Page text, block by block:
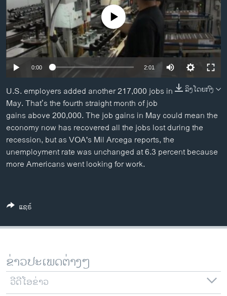
ອິດສະຫຼະພາບດ້ານການຂ່າວ
ຊີວິດຊາວລາວ
ຊຸມຊົນຊາວລາວ
ວິທະຍາສາດ-ເທັກໂນໂລຈີ
ທຸລະກິດ
ພາສາອັງກິດ
ວີດີໂອ
ສຽງ
ລາຍການກະຈາຍສຽງ
ຕິດຕາມພວກເຮົາ ທີ່
ພາສາຕ່າງໆ
No media source currently available
0:00 2:01
ລິງໂດຍກົງ
U.S. employers added another 217,000 jobs in
May. That’s the fourth straight month of job
gains above 200,000. The job gains in May could mean the
economy now has recovered all the jobs lost during the
recession, but as VOA's Mil Arcega reports, the
unemployment rate was unchanged at 6.3 percent because
more Americans went looking for work.
ແຊຣ໌
ຂ່າວປະເພດຕ່າງໆ
ວີດີໂອຂ່າວ